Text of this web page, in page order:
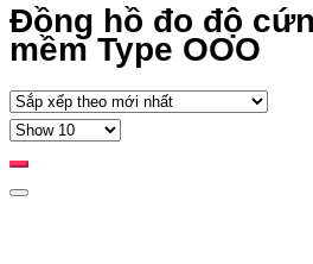
Đồng hồ đo độ
mềm Type OOO